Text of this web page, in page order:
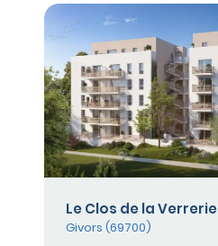
Le Clos de la Verrerie
Givors (69700)